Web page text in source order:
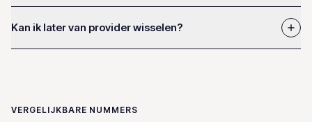
Kan ik later van provider wisselen?
VERGELIJKBARE NUMMERS